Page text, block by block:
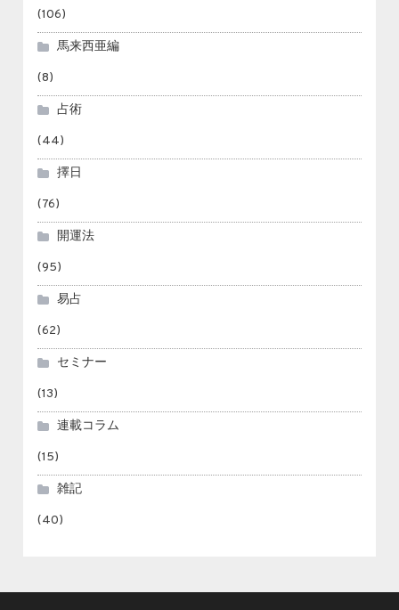
(106)
馬来西亜編
(8)
占術
(44)
擇日
(76)
開運法
(95)
易占
(62)
セミナー
(13)
連載コラム
(15)
雑記
(40)